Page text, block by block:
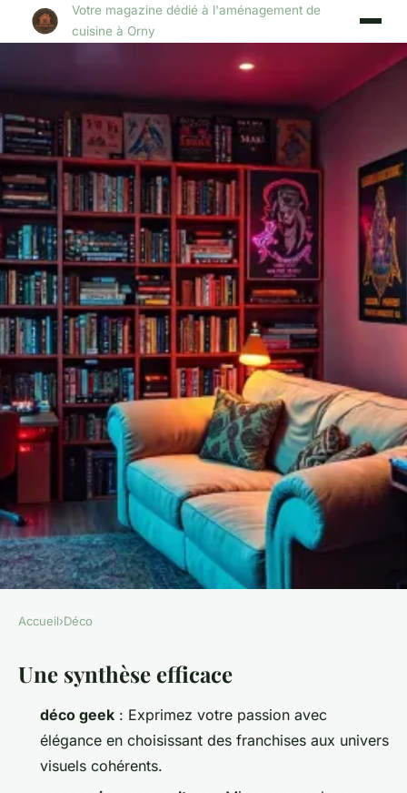
Votre magazine dédié à l'aménagement de
cuisine à Orny
Idées déco geek pour créer un
espace amusant chez soi
Camil•07/04/2026 15:29•9 min de lecture
Accueil›Déco
Une synthèse efficace
déco geek : Exprimez votre passion avec
élégance en choisissant des franchises aux univers
visuels cohérents.